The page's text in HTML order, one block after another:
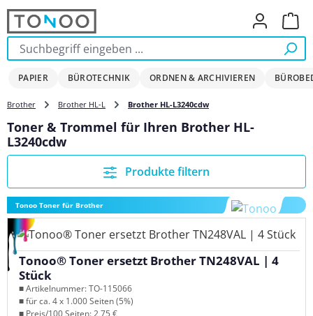
Zum Hauptinhalt springen
PAPIER BÜROTECHNIK ORDNEN & ARCHIVIEREN
Brother Brother HL-L Brother HL-L3240cdw
Toner & Trommel für Ihren Brother HL-
L3240cdw
Produkte filtern
Tonoo Toner für Brother
Tonoo® Toner ersetzt Brother TN248VAL | 4
Stück
■ Artikelnummer: TO-115066
■ für ca. 4 x 1.000 Seiten (5%)